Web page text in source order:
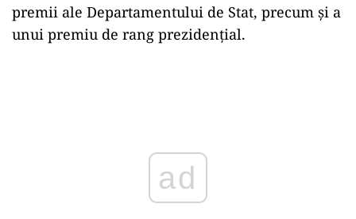
premii ale Departamentului de Stat, precum și a
unui premiu de rang prezidențial.